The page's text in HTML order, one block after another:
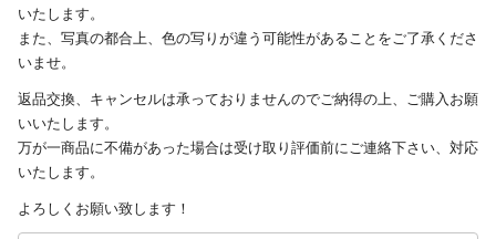
いたします。
また、写真の都合上、色の写りが違う可能性があることをご了承くださ
いませ。
返品交換、キャンセルは承っておりませんのでご納得の上、ご購入お願
いいたします。
万が一商品に不備があった場合は受け取り評価前にご連絡下さい、対応
いたします。
よろしくお願い致します！